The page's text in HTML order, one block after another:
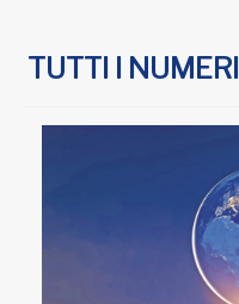
TUTTI I NUMERI